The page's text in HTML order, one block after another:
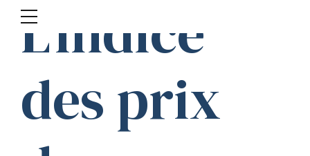
L'indice
des prix